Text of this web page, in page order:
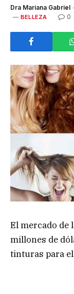
Dra Mariana Gabriel
BELLEZA 0
El mercado de
millones de
tinturas para